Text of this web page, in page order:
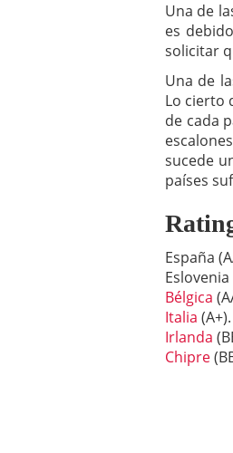
Una de
es
solicitar
Una de
Lo cierto
de cada
sucede
países
España
Eslovenia
Bélgica
Italia (A+).
Irlanda
Chipre